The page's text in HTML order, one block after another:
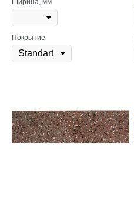
Ширина, мм
Покрытие